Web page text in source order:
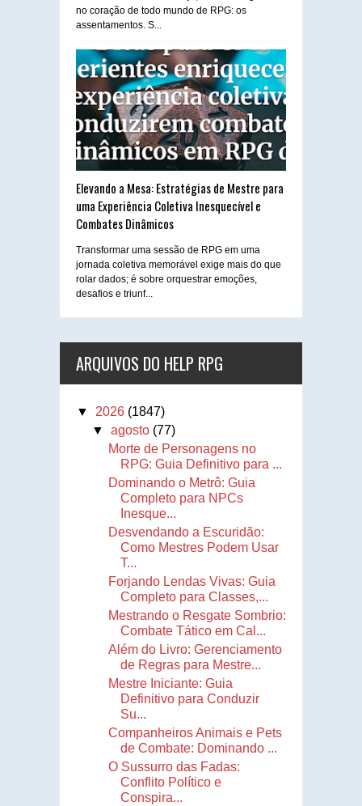
no coração de todo mundo de RPG: os
assentamentos. S...
Elevando a Mesa: Estratégias de Mestre para
uma Experiência Coletiva Inesquecível e
Combates Dinâmicos
Transformar uma sessão de RPG em uma
jornada coletiva memorável exige mais do que
rolar dados; é sobre orquestrar emoções,
desafios e triunf...
ARQUIVOS DO HELP RPG
▼ 2026 (1847)
▼agosto (77)
Morte de Personagens no
RPG: Guia Definitivo para ...
Dominando o Metrô: Guia
Completo para NPCs
Inesque...
Desvendando a Escuridão:
Como Mestres Podem Usar
T...
Forjando Lendas Vivas: Guia
Completo para Classes,...
Mestrando o Resgate Sombrio:
Combate Tático em Cal...
Além do Livro: Gerenciamento
de Regras para Mestre...
Mestre Iniciante: Guia
Definitivo para Conduzir
Su...
Companheiros Animais e Pets
de Combate: Dominando ...
O Sussurro das Fadas:
Conflito Político e
Conspira...